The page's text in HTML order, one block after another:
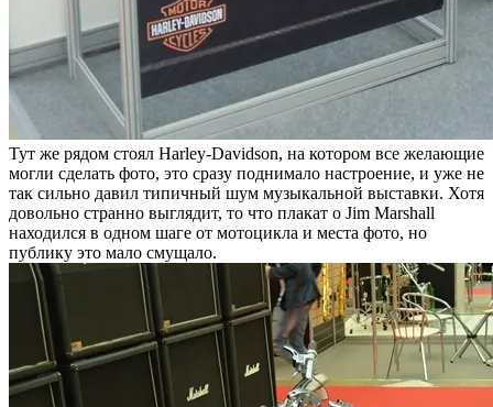
Тут же рядом стоял Harley-Davidson, на котором все желающие
могли сделать фото, это сразу поднимало настроение, и уже не
так сильно давил типичный шум музыкальной выставки. Хотя
довольно странно выглядит, то что плакат о Jim Marshall
находился в одном шаге от мотоцикла и места фото, но
публику это мало смущало.